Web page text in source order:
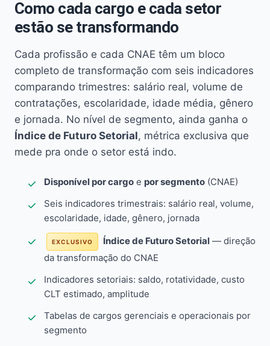
Como cada cargo e cada setor
estão se transformando
Cada profissão e cada CNAE têm um bloco
completo de transformação com seis indicadores
comparando trimestres: salário real, volume de
contratações, escolaridade, idade média, gênero
e jornada. No nível de segmento, ainda ganha o
Índice de Futuro Setorial, métrica exclusiva que
mede pra onde o setor está indo.
Disponível por cargo e por segmento (CNAE)
Seis indicadores trimestrais: salário real, volume,
escolaridade, idade, gênero, jornada
EXCLUSIVO Índice de Futuro Setorial — direção
da transformação do CNAE
Indicadores setoriais: saldo, rotatividade, custo
CLT estimado, amplitude
Tabelas de cargos gerenciais e operacionais por
segmento